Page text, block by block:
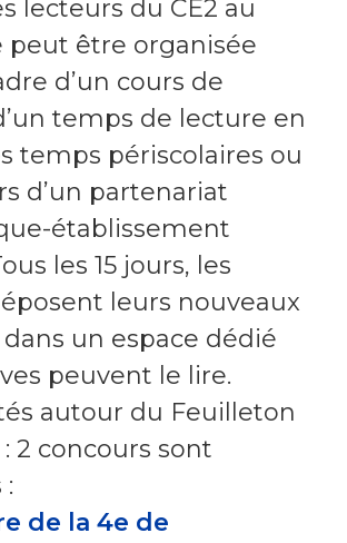
lecteurs du CE2 au
peut être organisée
d’un cours de
temps de lecture en
temps périscolaires ou
d’un partenariat
établissement
les 15 jours, les
leurs nouveaux
un espace dédié
peuvent le lire.
autour du Feuilleton
2 concours sont
de la 4e de